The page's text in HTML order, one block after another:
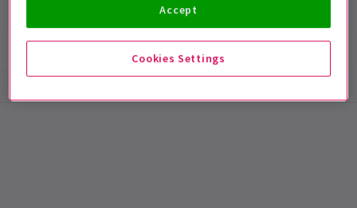
Infos spectacle Accessibilité
Cookies Settings
Accept